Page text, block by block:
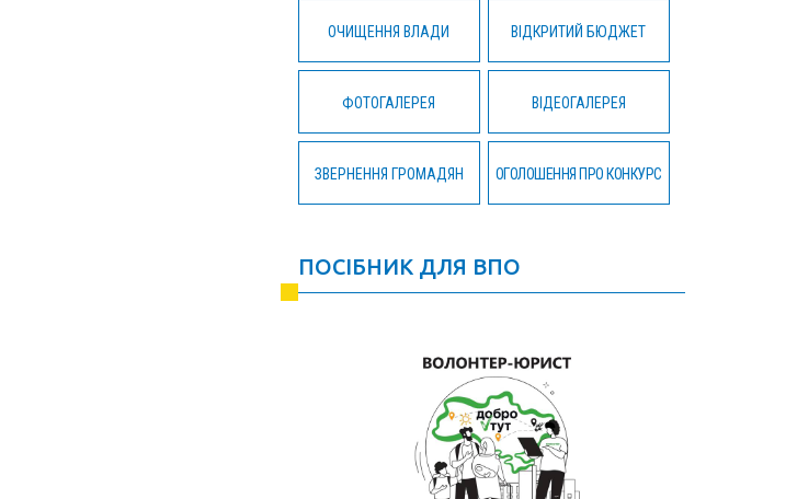
ОЧИЩЕННЯ ВЛАДИ ВІДКРИТИЙ БЮДЖЕТ
ФОТОГАЛЕРЕЯ ВІДЕОГАЛЕРЕЯ
ЗВЕРНЕННЯ ГРОМАДЯН ОГОЛОШЕННЯ ПРО КОНКУРС
ПОСІБНИК ДЛЯ ВПО